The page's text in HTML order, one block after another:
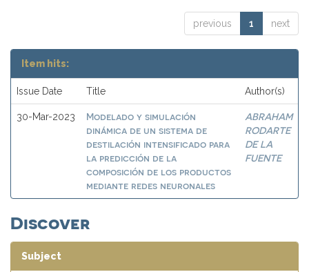
previous 1 next
Item hits:
Issue Date Title Author(s)
30-Mar-2023
Modelado y simulación
dinámica de un sistema de
destilación intensificado para
la predicción de la
composición de los productos
mediante redes neuronales
ABRAHAM
RODARTE
DE LA
FUENTE
Discover
Subject